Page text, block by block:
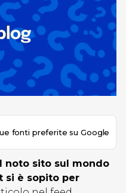
fonti preferite su Google
noto sito sul mondo
si è sopito per